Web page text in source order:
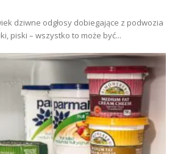
dziwne odgłosy dobiegające z podwozia
piski – wszystko to może być...